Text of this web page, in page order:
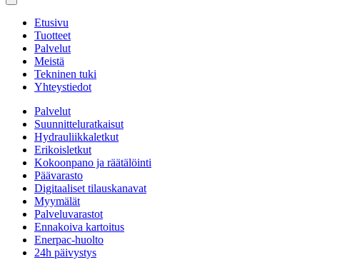
Etusivu
Tuotteet
Palvelut
Meistä
Tekninen tuki
Yhteystiedot
Palvelut
Suunnitteluratkaisut
Hydrauliikkaletkut
Erikoisletkut
Kokoonpano ja räätälöinti
Päävarasto
Digitaaliset tilauskanavat
Myymälät
Palveluvarastot
Ennakoiva kartoitus
Enerpac-huolto
24h päivystys